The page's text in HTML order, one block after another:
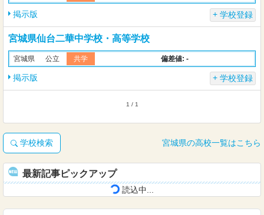
掲示版 学校登録
宮城県仙台二華中学校・高等学校
宮城県 公立 共学 偏差値: -
掲示版 学校登録
1 / 1
学校検索 宮城県の高校一覧はこちら
最新記事ピックアップ
読込中...